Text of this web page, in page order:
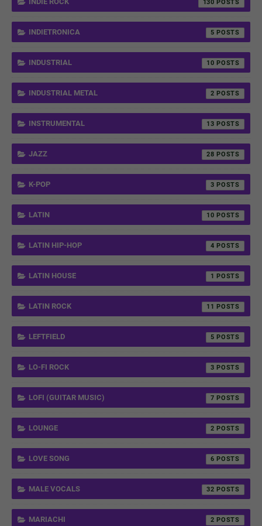
130
INDIETRONICA 5
INDUSTRIAL 10
INDUSTRIAL METAL 2
INSTRUMENTAL 13
JAZZ 28
K-POP 3
LATIN 10
LATIN HIP-HOP 4
LATIN HOUSE 1
LATIN ROCK 11
LEFTFIELD 5
LO-FI ROCK 3
LOFI (GUITAR MUSIC) 7
LOUNGE 2
LOVE SONG 6
MALE VOCALS 32
MARIACHI 2